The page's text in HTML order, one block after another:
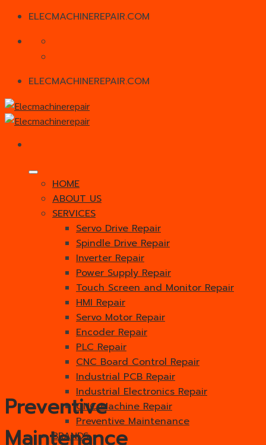
Skip
content
ELECMACHINEREPAIR.COM
ELECMACHINEREPAIR.COM
HOME
ABOUT US
SERVICES
Servo Drive Repair
Spindle Drive Repair
Inverter Repair
Power Supply Repair
Touch Screen and Monitor Repair
HMI Repair
Servo Motor Repair
Encoder Repair
PLC Repair
CNC Board Control Repair
Industrial PCB Repair
Industrial Electronics Repair
CNC Machine Repair
Preventive Maintenance
BRANDS
Preventive
Maintenance